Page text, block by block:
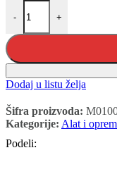
-
Digitalni mikrometar 0-
+
Dodaj u listu želja
Šifra proizvoda:
Kategorije: Alat i
Podeli: